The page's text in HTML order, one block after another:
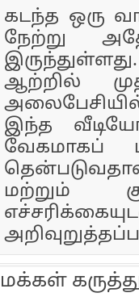
கடந்த ஒரு
நேற்று
ஆற்றில்
இந்த
வேகமாகப்
மற்றும்
மக்கள்